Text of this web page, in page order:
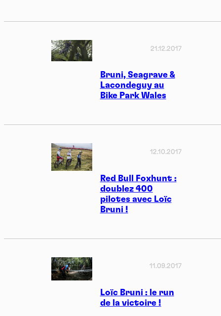
Bruni, Seagrave &
Lacondeguy au
Bike Park Wales
21.12.2017
Red Bull Foxhunt :
doublez 400
pilotes avec Loïc
Bruni !
12.10.2017
Loïc Bruni : le run
de la victoire !
11.09.2017